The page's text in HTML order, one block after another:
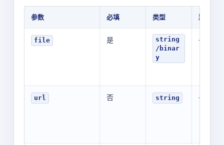
参数 必填 类型 默认值
file 是
string
/binar
y
-
url 否 string -